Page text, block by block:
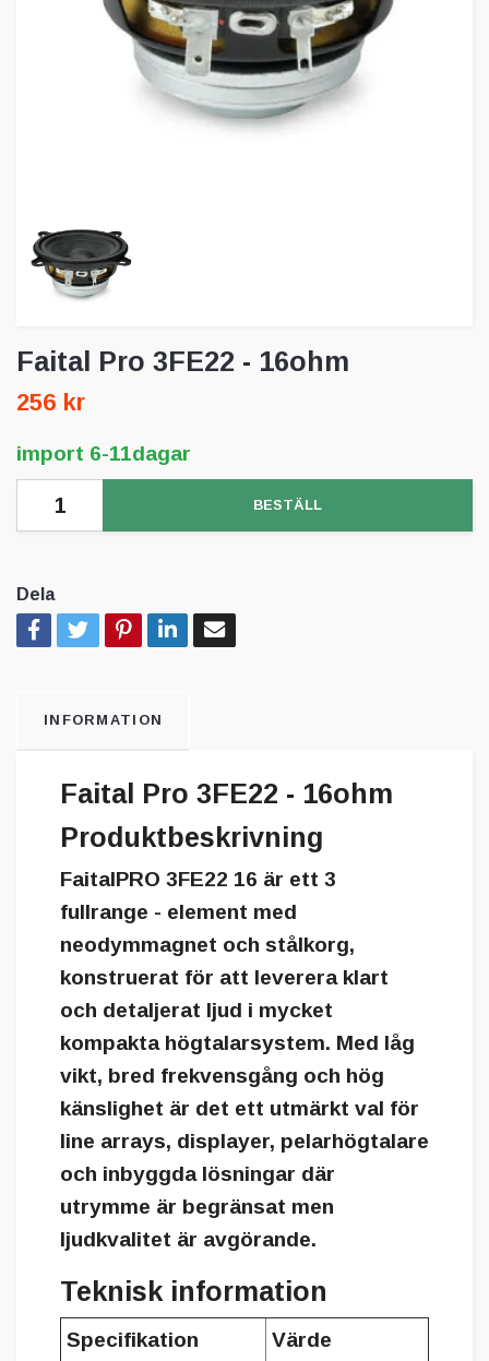
Faital Pro 3FE22 - 16ohm
256 kr
import 6-11dagar
BESTÄLL
Dela
INFORMATION
Faital Pro 3FE22 - 16ohm
Produktbeskrivning
FaitalPRO 3FE22 16 är ett 3
fullrange - element med
neodymmagnet och stålkorg,
konstruerat för att leverera klart
och detaljerat ljud i mycket
kompakta högtalarsystem. Med låg
vikt, bred frekvensgång och hög
känslighet är det ett utmärkt val för
line arrays, displayer, pelarhögtalare
och inbyggda lösningar där
utrymme är begränsat men
ljudkvalitet är avgörande.
Teknisk information
Specifikation Värde